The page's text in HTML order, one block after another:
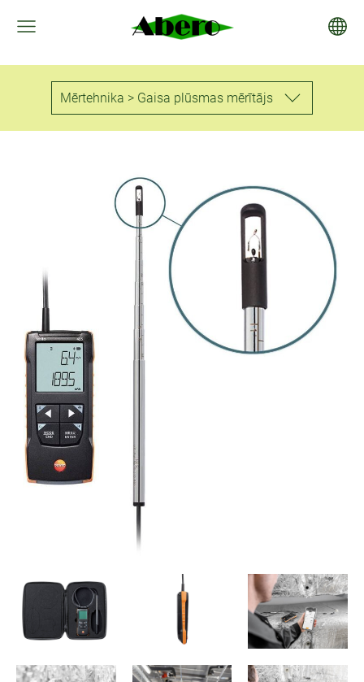
Mērtehnika > Gaisa plūsmas mērītājs